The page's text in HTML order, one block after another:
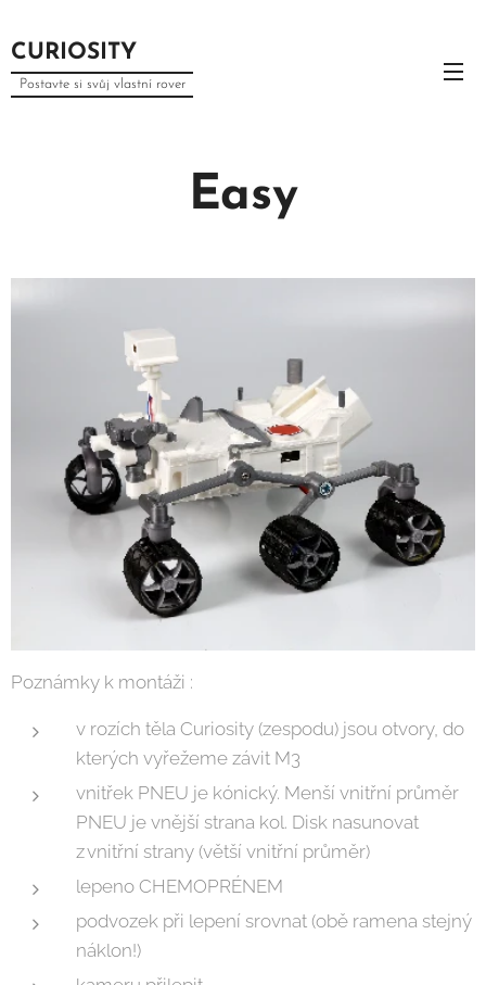
CURIOSITY
Postavte si svůj vlastní rover
Easy
Poznámky k montáži :
v rozích těla Curiosity (zespodu) jsou otvory, do
kterých vyřežeme závit M3
vnitřek PNEU je kónický. Menší vnitřní průměr
PNEU je vnější strana kol. Disk nasunovat
z vnitřní strany (větší vnitřní průměr)
lepeno CHEMOPRÉNEM
podvozek při lepení srovnat (obě ramena stejný
náklon!)